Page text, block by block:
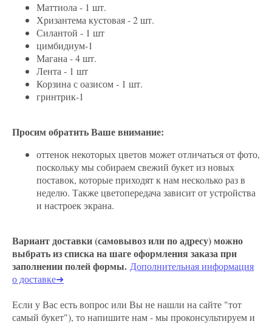
Маттиола - 1 шт.
Хризантема кустовая - 2 шт.
Силантой - 1 шт
цимбидиум-1
Магана - 4 шт.
Лента - 1 шт
Корзина с оазисом - 1 шт.
гринтрик-1
Просим обратить Ваше внимание:
оттенок некоторых цветов может отличаться от фото,
поскольку мы собираем свежий букет из новых
поставок, которые приходят к нам несколько раз в
неделю. Также цветопередача зависит от устройства
и настроек экрана.
Вариант доставки (самовывоз или по адресу) можно
выбрать из списка на шаге оформления заказа при
заполнении полей формы. Дополнительная информация
о доставке➜
Если у Вас есть вопрос или Вы не нашли на сайте "тот
самый букет"), то напишите нам - мы проконсультируем и